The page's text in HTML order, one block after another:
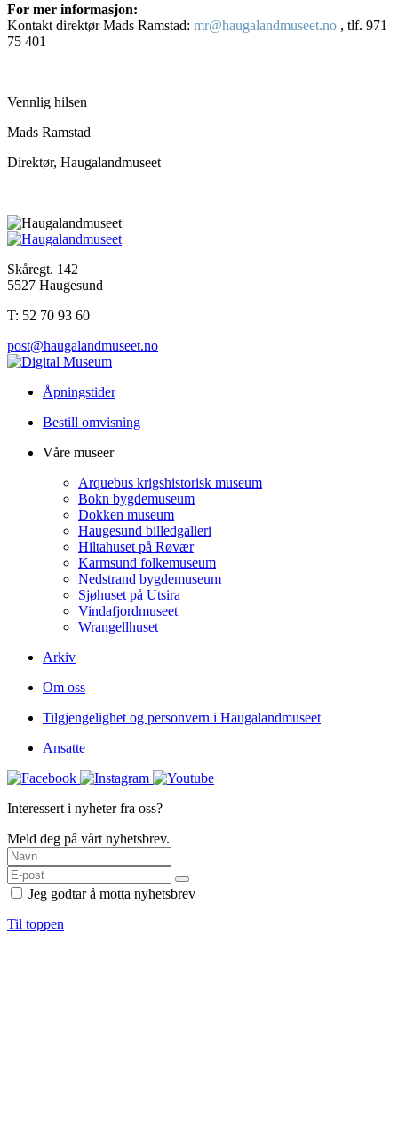
For mer informasjon:
Kontakt direktør Mads Ramstad: mr@haugalandmuseet.no , tlf. 971
75 401
Vennlig hilsen
Mads Ramstad
Direktør, Haugalandmuseet
Skåregt. 142
5527 Haugesund
T: 52 70 93 60
post@haugalandmuseet.no
Åpningstider
Bestill omvisning
Våre museer
Arquebus krigshistorisk museum
Bokn bygdemuseum
Dokken museum
Haugesund billedgalleri
Hiltahuset på Røvær
Karmsund folkemuseum
Nedstrand bygdemuseum
Sjøhuset på Utsira
Vindafjordmuseet
Wrangellhuset
Arkiv
Om oss
Tilgjengelighet og personvern i Haugalandmuseet
Ansatte
Interessert i nyheter fra oss?
Meld deg på vårt nyhetsbrev.
Jeg godtar å motta nyhetsbrev
Til toppen